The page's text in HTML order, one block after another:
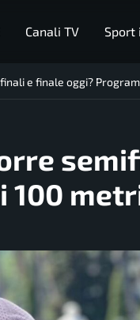
Canali TV Sport
e finale oggi?